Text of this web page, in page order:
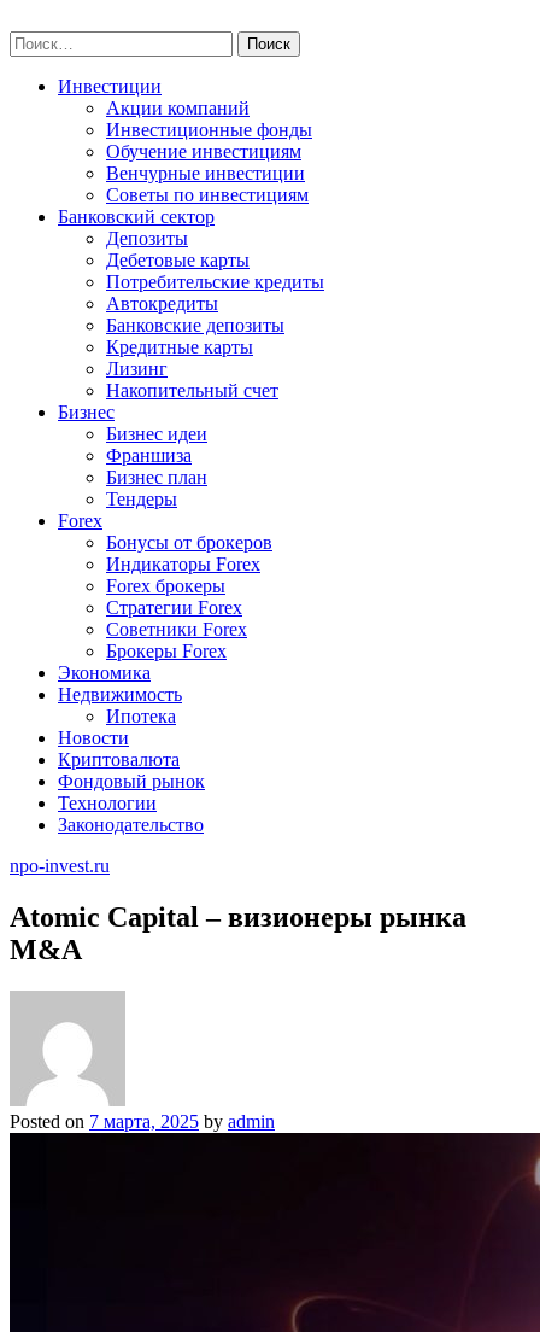
to
content
Найти:
Инвестиции
Акции компаний
Инвестиционные фонды
Обучение инвестициям
Венчурные инвестиции
Советы по инвестициям
Банковский сектор
Депозиты
Дебетовые карты
Потребительские кредиты
Автокредиты
Банковские депозиты
Кредитные карты
Лизинг
Накопительный счет
Бизнес
Бизнес идеи
Франшиза
Бизнес план
Тендеры
Forex
Бонусы от брокеров
Индикаторы Forex
Forex брокеры
Стратегии Forex
Советники Forex
Брокеры Forex
Экономика
Недвижимость
Ипотека
Новости
Криптовалюта
Фондовый рынок
Технологии
Законодательство
npo-invest.ru
Atomic Capital – визионеры рынка
M&A
Posted on 7 марта, 2025 by admin